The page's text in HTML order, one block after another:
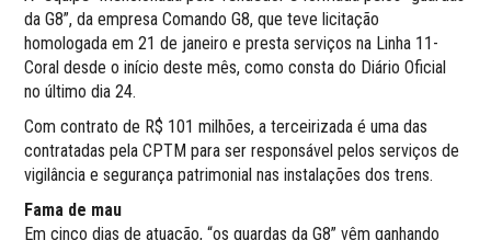
da G8”, da empresa Comando G8, que teve licitação
homologada em 21 de janeiro e presta serviços na Linha 11-
Coral desde o início deste mês, como consta do Diário Oficial
no último dia 24.
Com contrato de R$ 101 milhões, a terceirizada é uma das
contratadas pela CPTM para ser responsável pelos serviços de
vigilância e segurança patrimonial nas instalações dos trens.
Fama de mau
Em cinco dias de atuação, “os guardas da G8” vêm ganhando